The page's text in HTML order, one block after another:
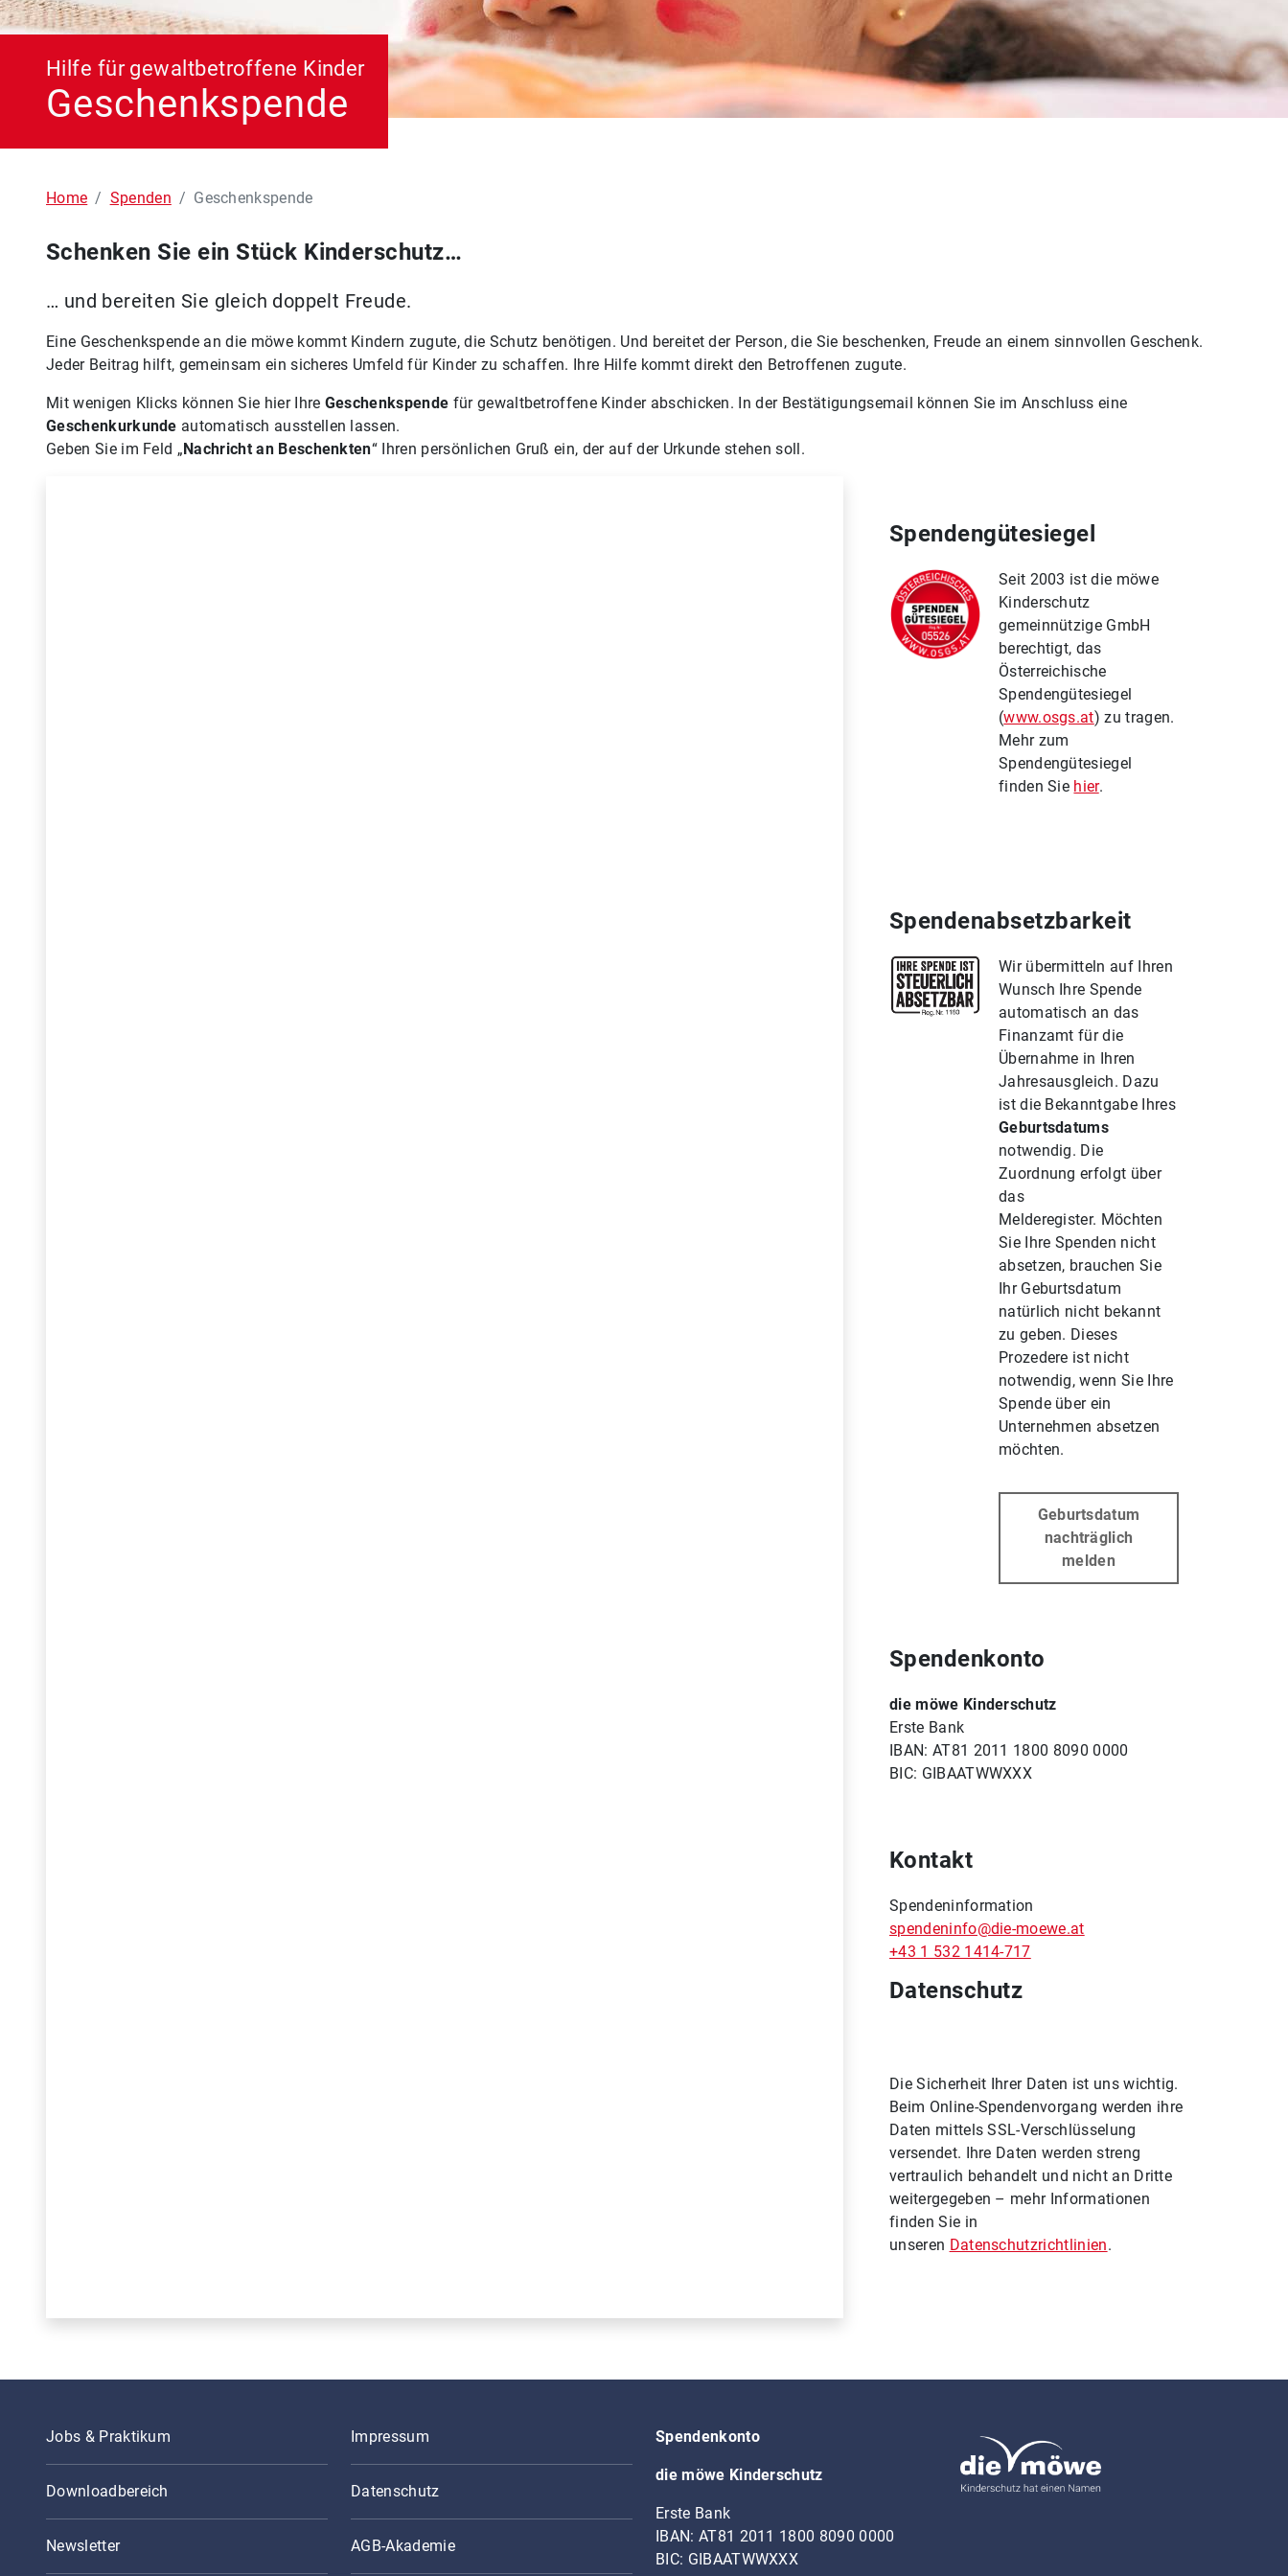
Geschenkspende
Hilfe für gewaltbetroffene Kinder
Home Spenden Geschenkspende
Schenken Sie ein Stück Kinderschutz…
… und bereiten Sie gleich doppelt Freude.
Eine Geschenkspende an die möwe kommt Kindern zugute, die Schutz benötigen. Und bereitet der Person, die Sie beschenken, Freude an einem sinnvollen Geschenk.
Jeder Beitrag hilft, gemeinsam ein sicheres Umfeld für Kinder zu schaffen. Ihre Hilfe kommt direkt den Betroffenen zugute.
Mit wenigen Klicks können Sie hier Ihre Geschenkspende für gewaltbetroffene Kinder abschicken. In der Bestätigungsemail können Sie im Anschluss eine
Geschenkurkunde automatisch ausstellen lassen.
Geben Sie im Feld „Nachricht an Beschenkten“ Ihren persönlichen Gruß ein, der auf der Urkunde stehen soll.
Spendengütesiegel
Seit 2003 ist die möwe
Kinderschutz
gemeinnützige GmbH
berechtigt, das
Österreichische
Spendengütesiegel
(www.osgs.at) zu tragen.
Mehr zum
Spendengütesiegel
finden Sie hier.
Spendenabsetzbarkeit
Wir übermitteln auf Ihren
Wunsch Ihre Spende
automatisch an das
Finanzamt für die
Übernahme in Ihren
Jahresausgleich. Dazu
ist die Bekanntgabe Ihres
Geburtsdatums
notwendig. Die
Zuordnung erfolgt über
das
Melderegister. Möchten
Sie Ihre Spenden nicht
absetzen, brauchen Sie
Ihr Geburtsdatum
natürlich nicht bekannt
zu geben. Dieses
Prozedere ist nicht
notwendig, wenn Sie Ihre
Spende über ein
Unternehmen absetzen
möchten.
Geburtsdatum
nachträglich
melden
Spendenkonto
die möwe Kinderschutz
Erste Bank
IBAN: AT81 2011 1800 8090 0000
BIC: GIBAATWWXXX
Kontakt
Spendeninformation
spendeninfo@die-moewe.at
+43 1 532 1414-717
Datenschutz
Die Sicherheit Ihrer Daten ist uns wichtig.
Beim Online-Spendenvorgang werden ihre
Daten mittels SSL-Verschlüsselung
versendet. Ihre Daten werden streng
vertraulich behandelt und nicht an Dritte
weitergegeben – mehr Informationen
finden Sie in
unseren Datenschutzrichtlinien.
Jobs & Praktikum
Downloadbereich
Newsletter
Impressum
Datenschutz
AGB-Akademie
Spendenkonto
die möwe Kinderschutz
Erste Bank
IBAN: AT81 2011 1800 8090 0000
BIC: GIBAATWWXXX